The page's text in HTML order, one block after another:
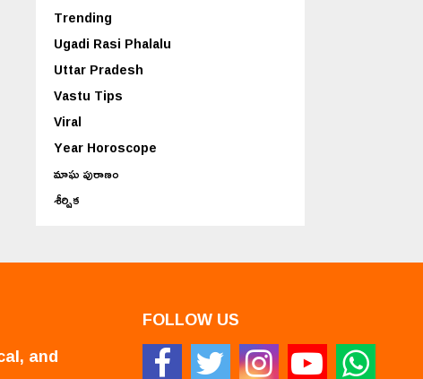
Trending
Ugadi Rasi Phalalu
Uttar Pradesh
Vastu Tips
Viral
Year Horoscope
మాఘ పురాణం
శీర్షిక
and
FOLLOW US